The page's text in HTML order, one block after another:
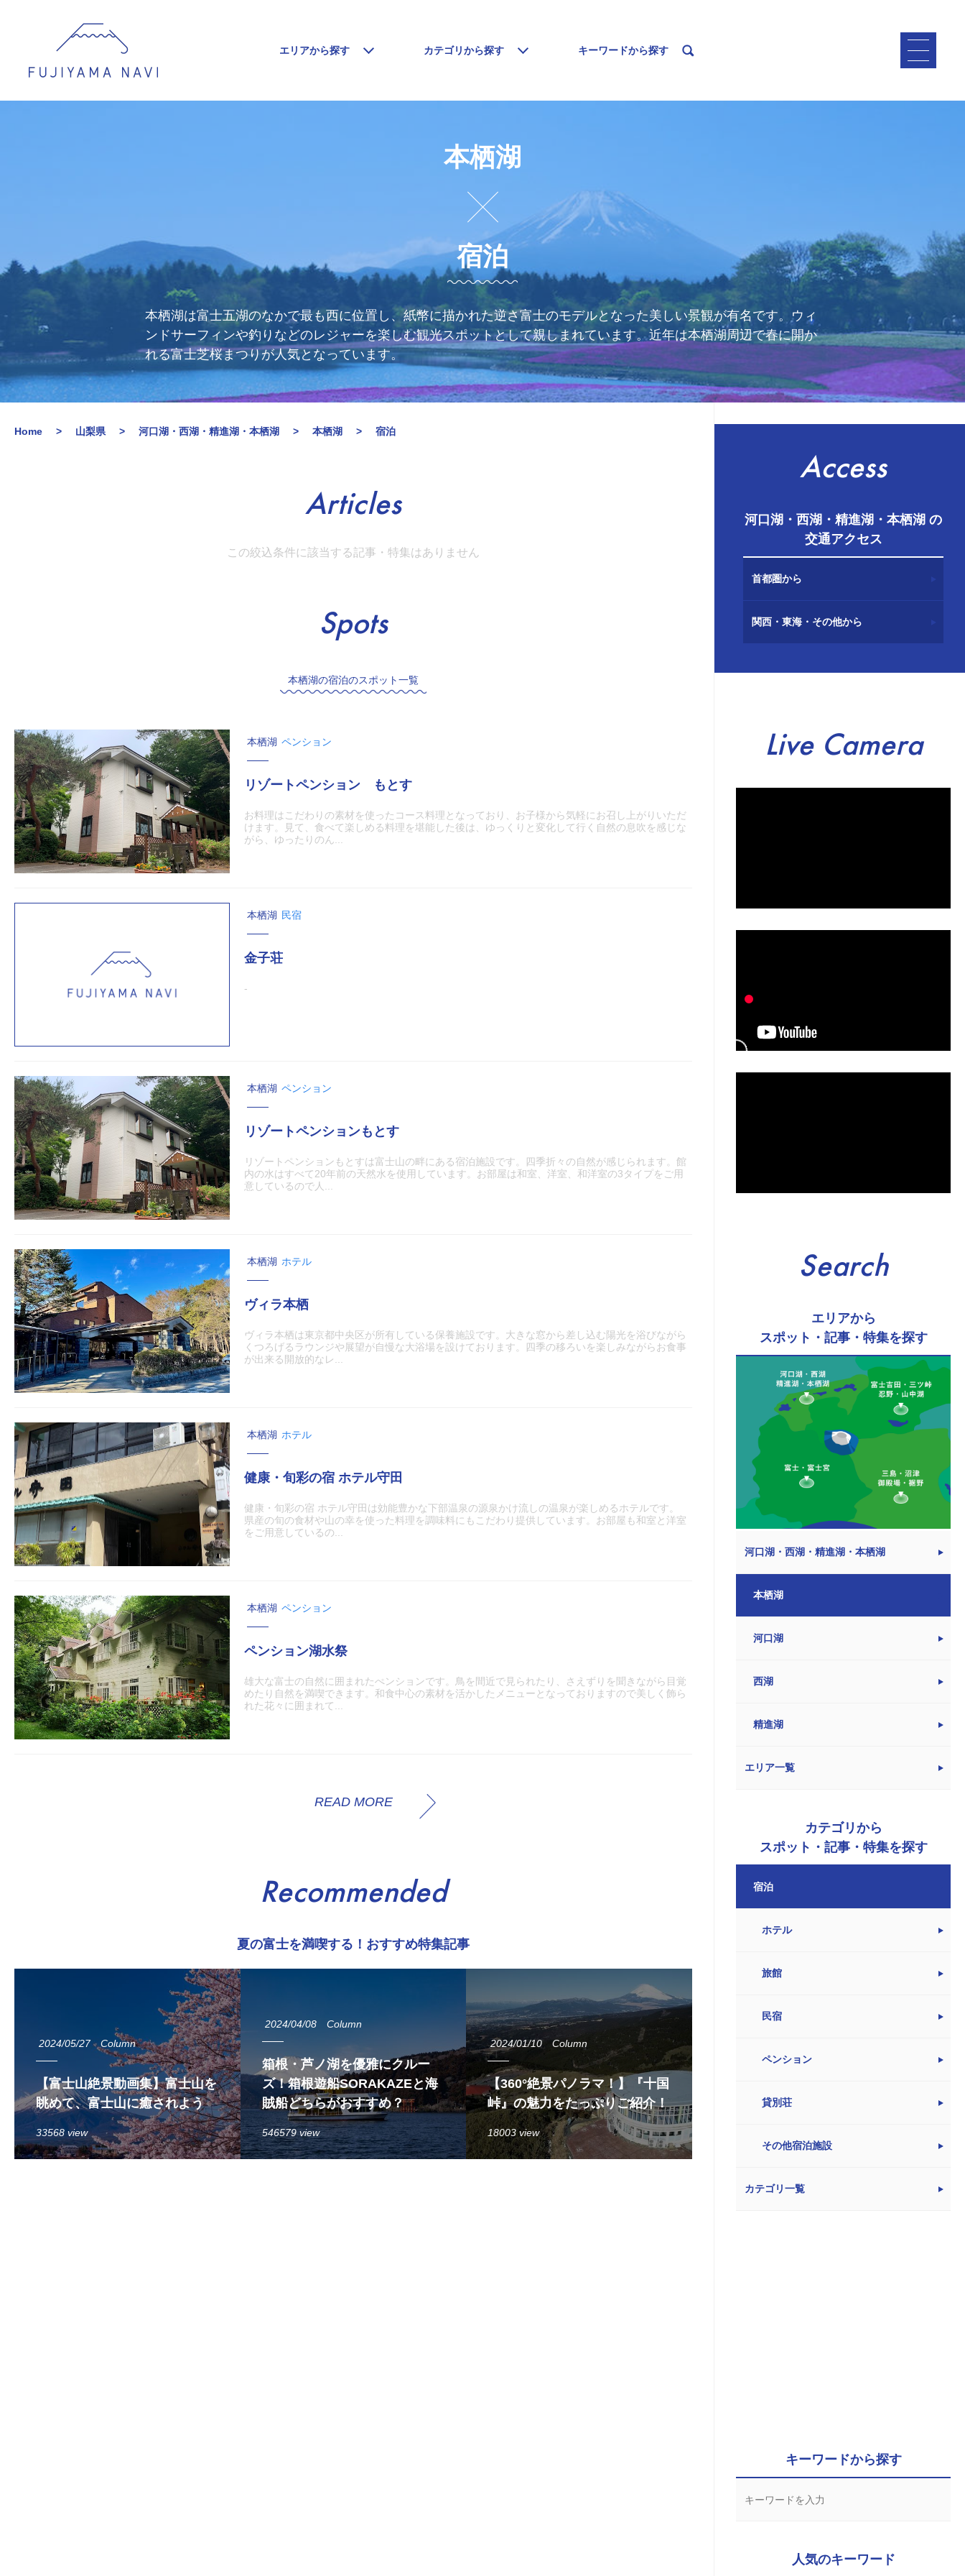
エリアから探す カテゴリから探す キーワードから探す
本栖湖
宿泊
本栖湖は富士五湖のなかで最も西に位置し、紙幣に描かれた逆さ富士のモデルとなった美しい景観が有名です。ウィ
ンドサーフィンや釣りなどのレジャーを楽しむ観光スポットとして親しまれています。近年は本栖湖周辺で春に開か
れる富士芝桜まつりが人気となっています。
Home 山梨県 河口湖・西湖・精進湖・本栖湖 本栖湖 宿泊
Articles
この絞込条件に該当する記事・特集はありません
Spots
本栖湖の宿泊のスポット一覧
本栖湖 ペンション
リゾートペンション もとす
お料理はこだわりの素材を使ったコース料理となっており、お子様から気軽にお召し上がりいただ
けます。見て、食べて楽しめる料理を堪能した後は、ゆっくりと変化して行く自然の息吹を感じな
がら、ゆったりのん...
本栖湖 民宿
金子荘
-
本栖湖 ペンション
リゾートペンションもとす
リゾートペンションもとすは富士山の畔にある宿泊施設です。四季折々の自然が感じられます。館
内の水はすべて20年前の天然水を使用しています。お部屋は和室、洋室、和洋室の3タイプをご用
意しているので人...
本栖湖 ホテル
ヴィラ本栖
ヴィラ本栖は東京都中央区が所有している保養施設です。大きな窓から差し込む陽光を浴びながら
くつろげるラウンジや展望が自慢な大浴場を設けております。四季の移ろいを楽しみながらお食事
が出来る開放的なレ...
本栖湖 ホテル
健康・旬彩の宿 ホテル守田
健康・旬彩の宿 ホテル守田は効能豊かな下部温泉の源泉かけ流しの温泉が楽しめるホテルです。
県産の旬の食材や山の幸を使った料理を調味料にもこだわり提供しています。お部屋も和室と洋室
をご用意しているの...
本栖湖 ペンション
ペンション湖水祭
雄大な富士の自然に囲まれたぺンションです。鳥を間近で見られたり、さえずりを聞きながら目覚
めたり自然を満喫できます。和食中心の素材を活かしたメニューとなっておりますので美しく飾ら
れた花々に囲まれて...
READ MORE
Recommended
夏の富士を満喫する！おすすめ特集記事
2024/05/27 Column
【富士山絶景動画集】富士山を
眺めて、富士山に癒されよう
33568 view
2024/04/08 Column
箱根・芦ノ湖を優雅にクルー
ズ！箱根遊船SORAKAZEと海
賊船どちらがおすすめ？
546579 view
2024/01/10 Column
【360°絶景パノラマ！】『十国
峠』の魅力をたっぷりご紹介！
18003 view
Access
河口湖・西湖・精進湖・本栖湖 の
交通アクセス
首都圏から
関西・東海・その他から
Live Camera
Search
エリアから
スポット・記事・特集を探す
河口湖・西湖・精進湖・本栖湖
本栖湖
河口湖
西湖
精進湖
エリア一覧
カテゴリから
スポット・記事・特集を探す
宿泊
ホテル
旅館
民宿
ペンション
貸別荘
その他宿泊施設
カテゴリ一覧
キーワードから探す
人気のキーワード